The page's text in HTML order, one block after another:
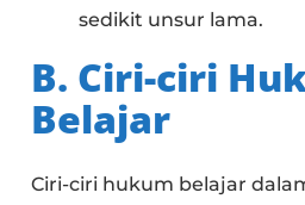
sedikit unsur lama.
B. Ciri-ciri
Belajar
Ciri-ciri hukum belajar